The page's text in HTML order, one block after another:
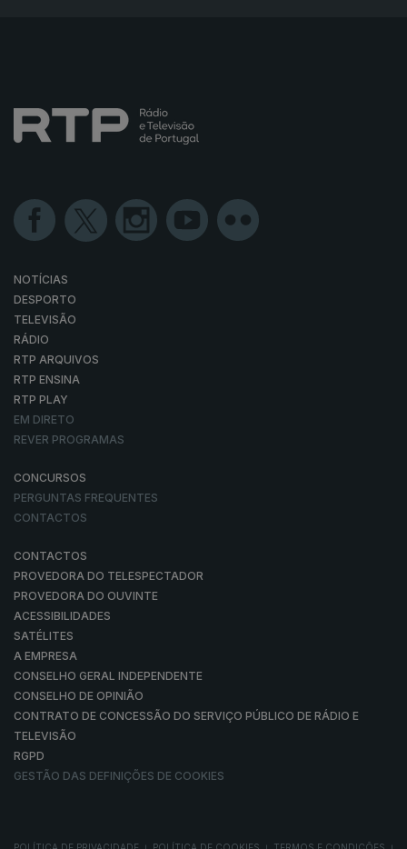
NOTÍCIAS
DESPORTO
TELEVISÃO
RÁDIO
RTP ARQUIVOS
RTP ENSINA
RTP PLAY
EM DIRETO
REVER PROGRAMAS
CONCURSOS
PERGUNTAS FREQUENTES
CONTACTOS
CONTACTOS
PROVEDORA DO TELESPECTADOR
PROVEDORA DO OUVINTE
ACESSIBILIDADES
SATÉLITES
A EMPRESA
CONSELHO GERAL INDEPENDENTE
CONSELHO DE OPINIÃO
CONTRATO DE CONCESSÃO DO SERVIÇO PÚBLICO DE RÁDIO E
TELEVISÃO
RGPD
GESTÃO DAS DEFINIÇÕES DE COOKIES